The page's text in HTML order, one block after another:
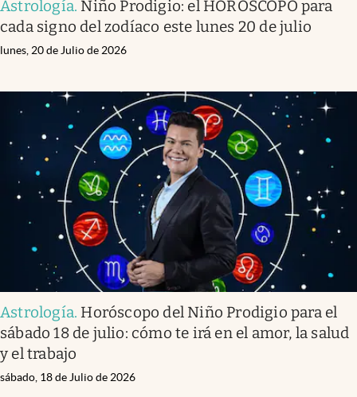
Astrología. Niño Prodigio: el HORÓSCOPO para
cada signo del zodíaco este lunes 20 de julio
lunes, 20 de Julio de 2026
Astrología. Horóscopo del Niño Prodigio para el
sábado 18 de julio: cómo te irá en el amor, la salud
y el trabajo
sábado, 18 de Julio de 2026